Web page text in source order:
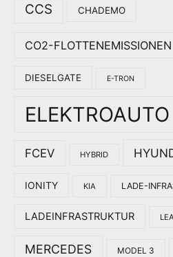
CCS CHADEMO
CO2-FLOTTENEMISSIONEN
DIESELGATE E-TRON
ELEKTROAUTO
FCEV HYBRID
IONITY KIA LADE-
LADEINFRASTRUKTUR
MERCEDES MODEL 3